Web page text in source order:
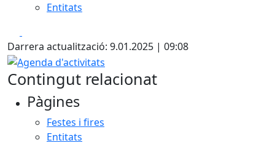
Entitats
Darrera actualització: 9.01.2025 | 09:08
Agenda d'activitats
Contingut relacionat
Pàgines
Festes i fires
Entitats